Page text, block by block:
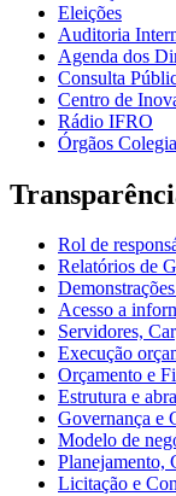
Eleições
Auditoria
Agenda dos
Consulta
Centro de
Rádio IFRO
Órgãos
Rol de
Relatórios de
Acesso a
Servidores,
Execução
Orçamento e
Estrutura e
Governança e
Modelo de
Planejamento,
Licitação e